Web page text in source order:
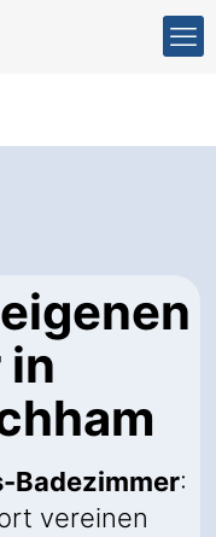
in
Badezimmer:
vereinen